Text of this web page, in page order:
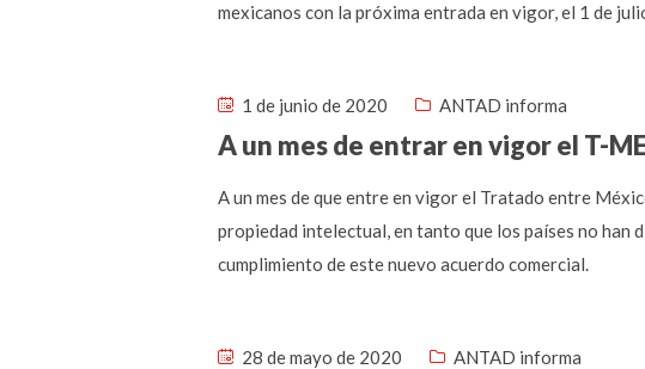
mexicanos con la próxima entrada en vigor, el 1 de
1 de junio de 2020 ANTAD informa
A un mes de entrar en vigor el T-
A un mes de que entre en vigor el Tratado entre
propiedad intelectual, en tanto que los países no
cumplimiento de este nuevo acuerdo comercial.
28 de mayo de 2020 ANTAD informa